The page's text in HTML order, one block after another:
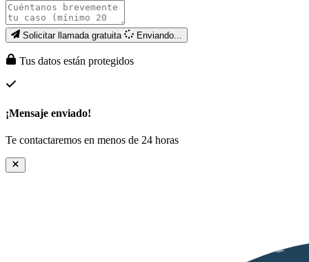
Solicitar llamada gratuita Enviando...
Tus datos están protegidos
¡Mensaje enviado!
Te contactaremos en menos de 24 horas